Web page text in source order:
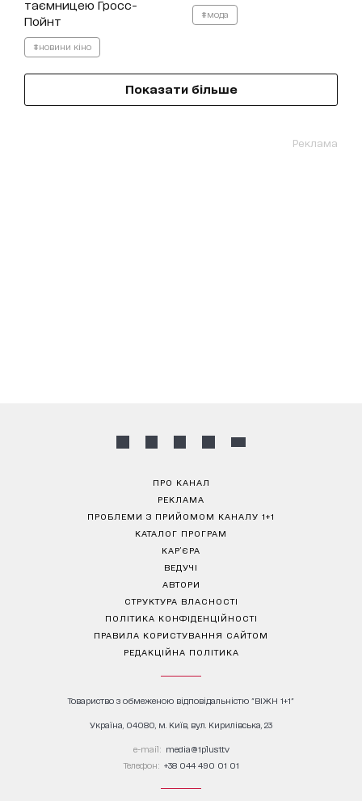
таємницею Гросс-
Пойнт
#новини кіно
#мода
Показати більше
Реклама
ПРО КАНАЛ
РЕКЛАМА
ПРОБЛЕМИ З ПРИЙОМОМ КАНАЛУ 1+1
КАТАЛОГ ПРОГРАМ
КАР’ЄРА
ВЕДУЧІ
АВТОРИ
СТРУКТУРА ВЛАСНОСТІ
ПОЛІТИКА КОНФІДЕНЦІЙНОСТІ
ПРАВИЛА КОРИСТУВАННЯ САЙТОМ
РЕДАКЦІЙНА ПОЛІТИКА
Товариство з обмеженою відповідальністю "ВІЖН 1+1"
Україна, 04080, м. Київ, вул. Кирилівська, 23
е-mail: media@1plus1.tv
Телефон: +38 044 490 01 01